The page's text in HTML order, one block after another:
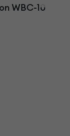
WBC-10